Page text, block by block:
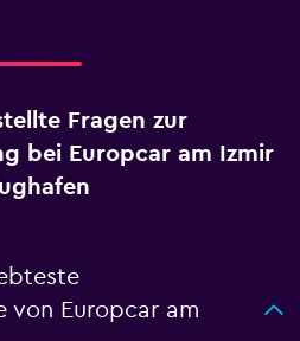
Fragen zur
bei Europcar am Izmir
von Europcar am